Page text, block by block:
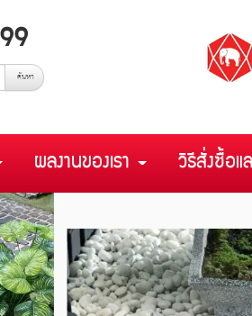
ผลงานของเรา วิธีสั่งซื้อแล
ค้นหา